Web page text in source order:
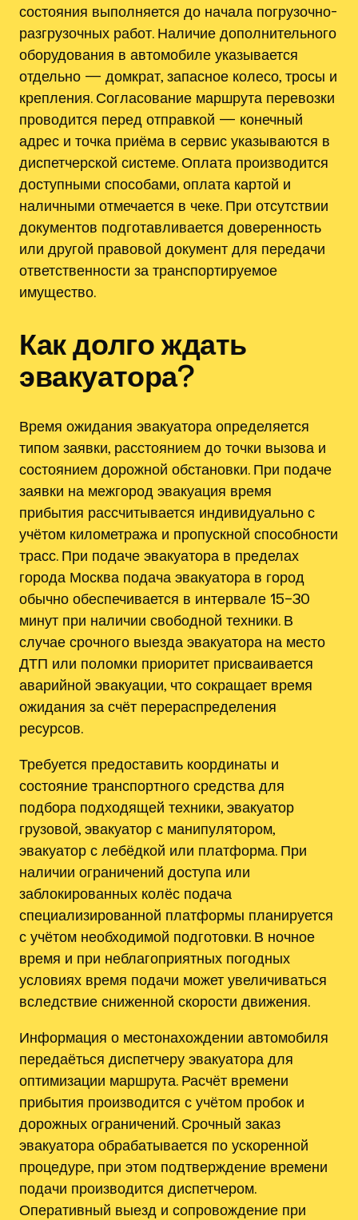
состояния выполняется до начала погрузочно-
разгрузочных работ. Наличие дополнительного
оборудования в автомобиле указывается
отдельно — домкрат, запасное колесо, тросы и
крепления. Согласование маршрута перевозки
проводится перед отправкой — конечный
адрес и точка приёма в сервис указываются в
диспетчерской системе. Оплата производится
доступными способами, оплата картой и
наличными отмечается в чеке. При отсутствии
документов подготавливается доверенность
или другой правовой документ для передачи
ответственности за транспортируемое
имущество.
Как долго ждать
эвакуатора?
Время ожидания эвакуатора определяется
типом заявки, расстоянием до точки вызова и
состоянием дорожной обстановки. При подаче
заявки на межгород эвакуация время
прибытия рассчитывается индивидуально с
учётом километража и пропускной способности
трасс. При подаче эвакуатора в пределах
города Москва подача эвакуатора в город
обычно обеспечивается в интервале 15–30
минут при наличии свободной техники. В
случае срочного выезда эвакуатора на место
ДТП или поломки приоритет присваивается
аварийной эвакуации, что сокращает время
ожидания за счёт перераспределения
ресурсов.
Требуется предоставить координаты и
состояние транспортного средства для
подбора подходящей техники, эвакуатор
грузовой, эвакуатор с манипулятором,
эвакуатор с лебёдкой или платформа. При
наличии ограничений доступа или
заблокированных колёс подача
специализированной платформы планируется
с учётом необходимой подготовки. В ночное
время и при неблагоприятных погодных
условиях время подачи может увеличиваться
вследствие сниженной скорости движения.
Информация о местонахождении автомобиля
передаёться диспетчеру эвакуатора для
оптимизации маршрута. Расчёт времени
прибытия производится с учётом пробок и
дорожных ограничений. Срочный заказ
эвакуатора обрабатывается по ускоренной
процедуре, при этом подтверждение времени
подачи производится диспетчером.
Оперативный выезд и сопровождение при